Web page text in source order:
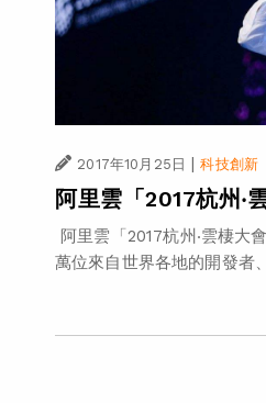
2017年10月25日 | 科技創新
阿里雲「2017杭州‧
阿里雲「2017杭州‧雲棲大
萬位來自世界各地的開發者